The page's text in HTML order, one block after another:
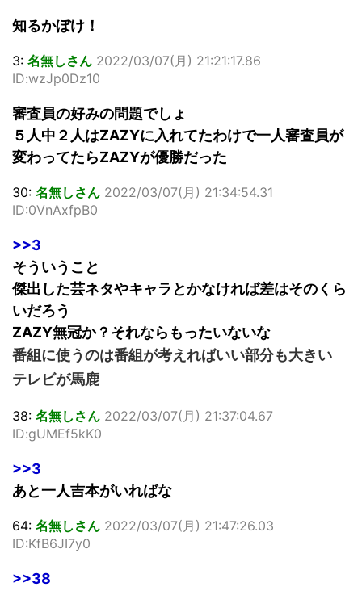
知るかぼけ！
3: 名無しさん 2022/03/07(月) 21:21:17.86
ID:wzJp0Dz10
審査員の好みの問題でしょ
５人中２人はZAZYに入れてたわけで一人審査員が
変わってたらZAZYが優勝だった
30: 名無しさん 2022/03/07(月) 21:34:54.31
ID:0VnAxfpB0
>>3
そういうこと
傑出した芸ネタやキャラとかなければ差はそのくら
いだろう
ZAZY無冠か？それならもったいないな
番組に使うのは番組が考えればいい部分も大きい
テレビが馬鹿
38: 名無しさん 2022/03/07(月) 21:37:04.67
ID:gUMEf5kK0
>>3
あと一人吉本がいればな
64: 名無しさん 2022/03/07(月) 21:47:26.03
ID:KfB6JI7y0
>>38